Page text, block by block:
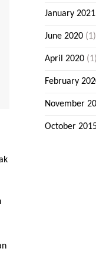
January 2021
June 2020 (1)
April 2020 (1)
February
November
October